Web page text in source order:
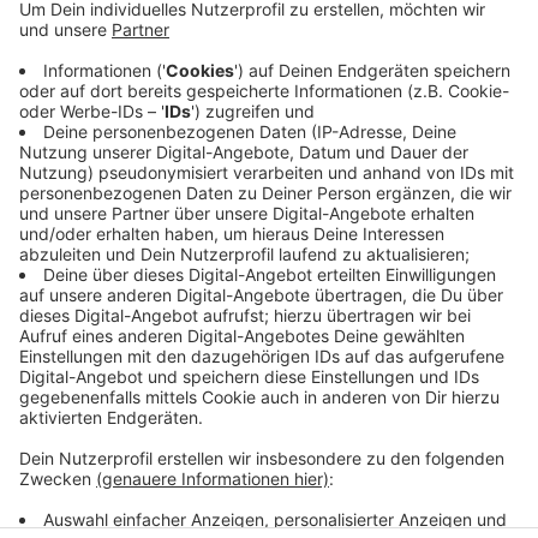
In der Ersten Handballbundesliga der Herren,
empfängt der Bergische HC heute den THW Kiel.
Los gehts um 16 Uhr im PSD Bank Dome
Düsseldorf. Im Hinspiel unterlagen die Löwen
knapp.
Veröffentlicht:Sonntag, 13.02.2022 07:39
Anzeige
Anzeige